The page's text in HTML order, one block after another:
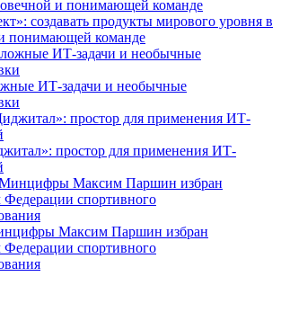
создавать продукты мирового уровня в
понимающей команде
ИТ‑задачи и необычные
простор для применения ИТ-
Максим Паршин избран
Федерации спортивного